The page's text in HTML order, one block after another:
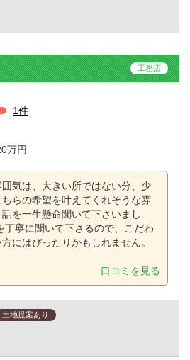
工務店
1件
万円
気は、大きい所ではない分、少
ちらの希望を叶えてくれそうな雰
を一生懸命聞いて下さいまし
丁寧に聞いて下さるので、こだわ
方にはぴったりかもしれません。
口コミを見る
土地提案あり